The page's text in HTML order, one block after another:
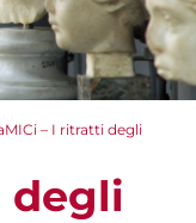
– I ritratti degli
degli